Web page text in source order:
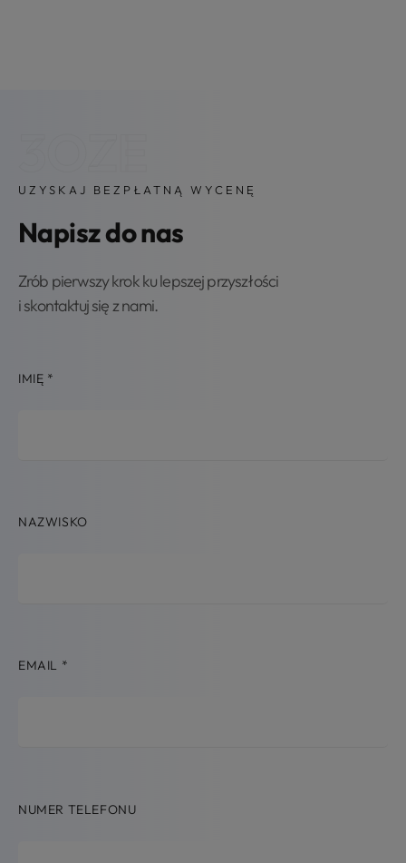
UZYSKAJ BEZPŁATNĄ WYCENĘ
Napisz do nas
Zrób pierwszy krok ku lepszej przyszłości
i skontaktuj się z nami.
IMIĘ *
NAZWISKO
EMAIL *
NUMER TELEFONU